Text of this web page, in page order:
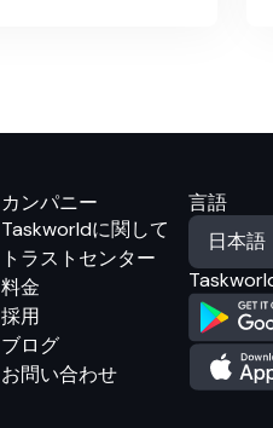
カンパニー
Taskworldに関して
トラストセンター
料金
採用
ブログ
お問い合わせ
言語